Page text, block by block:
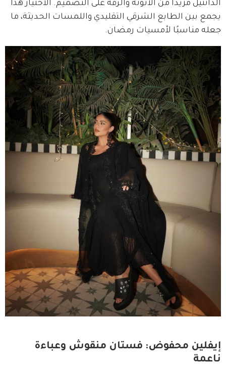
الدانتيل مزيدًا من الأنوثة والرقة على التصميم. الاختيار هذا
يجمع بين الطابع الشرقي التقليدي واللمسات الحديثة، ما
جعله مناسبًا لأمسيات رمضان.
إيفلين محفوض: فستان منقوش وعباءة
ناعمة